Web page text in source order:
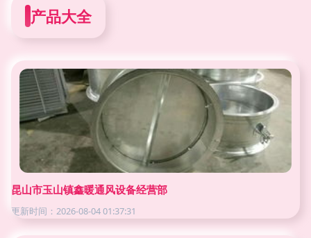
产品大全
昆山市玉山镇鑫暖通风设备经营部
更新时间：2026-08-04 01:37:31